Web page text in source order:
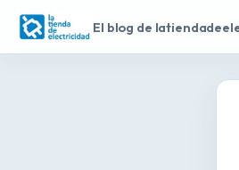
l
El blog de